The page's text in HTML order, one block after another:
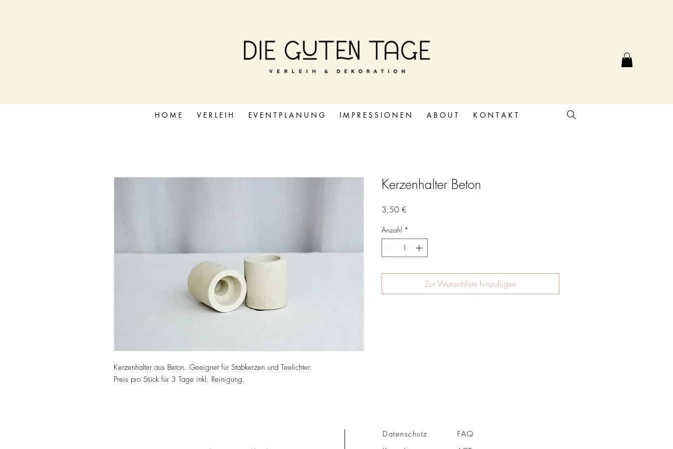
Kerzenhalter aus Beton. Geeignet für Stabkerzen und Teelichter.
Preis pro Stück für 3 Tage inkl. Reinigung.
Kerzenhalter Beton
3,50 €
Anzahl *
Zur Wunschliste hinzufügen
H O M E V E R L E I H E V E N T P L A N U N G I M P R E S S I O N E N A B O U T K O N T A K T
Datenschutz
FAQ